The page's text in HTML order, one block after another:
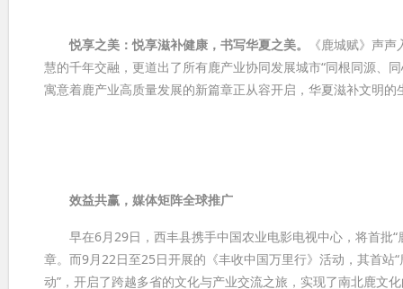
悦享之美：悦享滋补健康 ，书写华夏之美。
《鹿城赋》声
慧的千年交融，更道出了所有鹿产业协同发展城市“同根同源、
寓意着鹿产业高质量发展的新篇章正从容开启，华夏滋补文明的
效益共赢，媒体矩阵全球推广
早在6月29日，西丰县携手中国农业电影电视中心，将首批“
章。而9月22日至25日开展的《丰收中国万里行》活动，其首站
动”，开启了跨越多省的文化与产业交流之旅，实现了南北鹿文